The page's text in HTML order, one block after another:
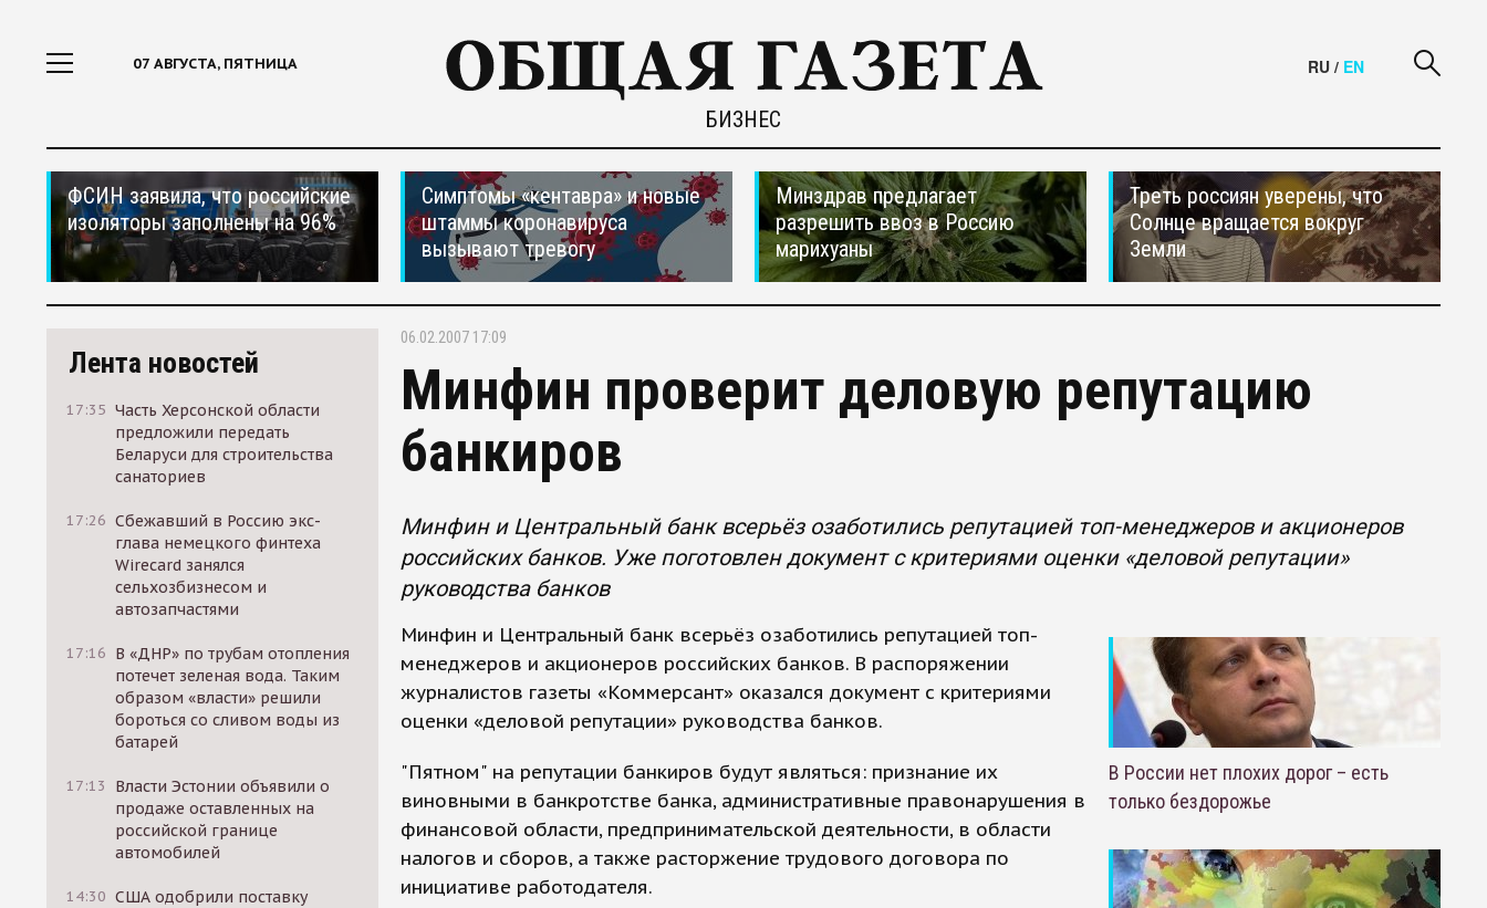
07 АВГУСТА, ПЯТНИЦА
БИЗНЕС
RU / EN
ФСИН заявила, что российские
изоляторы заполнены на 96%
Симптомы «кентавра» и новые
штаммы коронавируса
вызывают тревогу
Минздрав предлагает
разрешить ввоз в Россию
марихуаны
Треть россиян уверены, что
Солнце вращается вокруг
Земли
Лента новостей
17:35 Часть Херсонской области
предложили передать
Беларуси для строительства
санаториев
17:26 Сбежавший в Россию экс-
глава немецкого финтеха
Wirecard занялся
сельхозбизнесом и
автозапчастями
17:16 В «ДНР» по трубам отопления
потечет зеленая вода. Таким
образом «власти» решили
бороться со сливом воды из
батарей
17:13
Власти Эстонии объявили о
продаже оставленных на
российской границе
автомобилей
14:30 США одобрили поставку
06.02.2007 17:09
Минфин проверит деловую репутацию
банкиров
Минфин и Центральный банк всерьёз озаботились репутацией топ-менеджеров и акционеров
российских банков. Уже поготовлен документ с критериями оценки «деловой репутации»
руководства банков
Минфин и Центральный банк всерьёз озаботились репутацией топ-
менеджеров и акционеров российских банков. В распоряжении
журналистов газеты «Коммерсант» оказался документ с критериями
оценки «деловой репутации» руководства банков.
"Пятном" на репутации банкиров будут являться: признание их
виновными в банкротстве банка, административные правонарушения в
финансовой области, предпринимательской деятельности, в области
налогов и сборов, а также расторжение трудового договора по
инициативе работодателя.
В России нет плохих дорог – есть
только бездорожье